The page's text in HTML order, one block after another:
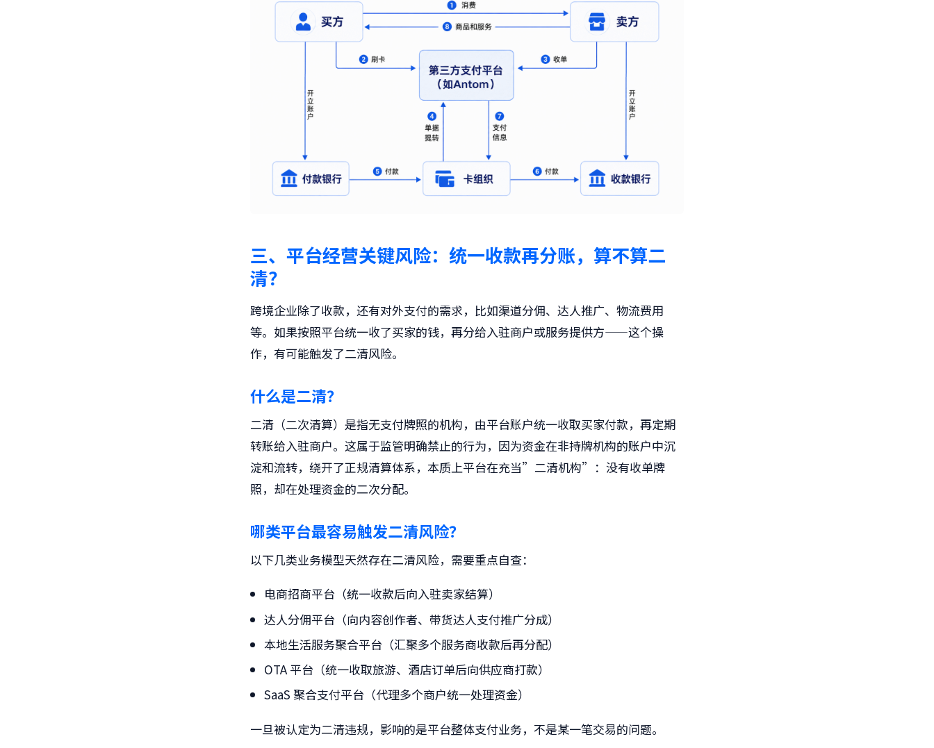
三、平台经营关键风险：统一收款再分账，算不算二
清？
跨境企业除了收款，还有对外支付的需求，比如渠道分佣、达人推广、物流费用
等。如果按照平台统一收了买家的钱，再分给入驻商户或服务提供方——这个操
作，有可能触发了二清风险。
什么是二清？
二清（二次清算）是指无支付牌照的机构，由平台账户统一收取买家付款，再定期
转账给入驻商户。这属于监管明确禁止的行为，因为资金在非持牌机构的账户中沉
淀和流转，绕开了正规清算体系，本质上平台在充当”二清机构”：没有收单牌
照，却在处理资金的二次分配。
哪类平台最容易触发二清风险？
以下几类业务模型天然存在二清风险，需要重点自查：
电商招商平台（统一收款后向入驻卖家结算）
达人分佣平台（向内容创作者、带货达人支付推广分成）
本地生活服务聚合平台（汇聚多个服务商收款后再分配）
OTA 平台（统一收取旅游、酒店订单后向供应商打款）
SaaS 聚合支付平台（代理多个商户统一处理资金）
一旦被认定为二清违规，影响的是平台整体支付业务，不是某一笔交易的问题。